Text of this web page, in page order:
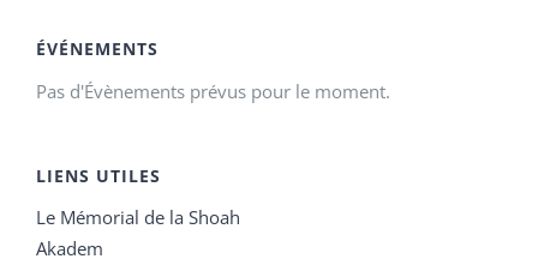
ÉVÉNEMENTS
Pas d'Évènements prévus pour le moment.
LIENS UTILES
Le Mémorial de la Shoah
Akadem